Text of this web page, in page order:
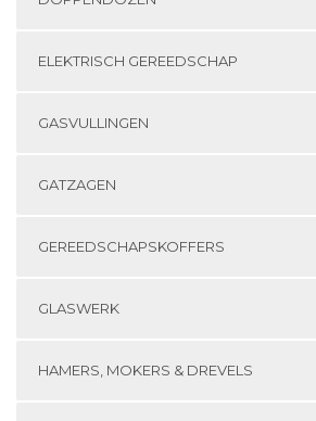
ELEKTRISCH GEREEDSCHAP
GASVULLINGEN
GATZAGEN
GEREEDSCHAPSKOFFERS
GLASWERK
HAMERS, MOKERS & DREVELS